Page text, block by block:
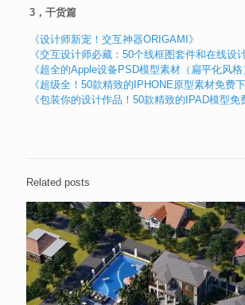
3，干货篇
《设计师新宠！交互神器ORIGAMI》
《交互设计师必藏：50个线框图套件和在线设
《超全的Apple设备PSD模型素材（扁平化风格
《超级全！50款精致的IPHONE原型素材免费下
《包装你的设计作品！50款精致的IPAD模型免
Related posts